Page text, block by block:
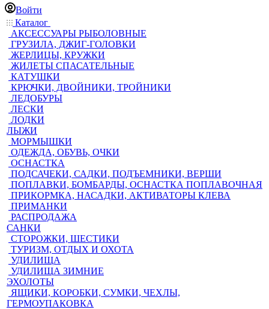
Войти
Каталог
АКСЕССУАРЫ РЫБОЛОВНЫЕ
ГРУЗИЛА, ДЖИГ-ГОЛОВКИ
ЖЕРЛИЦЫ, КРУЖКИ
ЖИЛЕТЫ СПАСАТЕЛЬНЫЕ
КАТУШКИ
КРЮЧКИ, ДВОЙНИКИ, ТРОЙНИКИ
ЛЕДОБУРЫ
ЛЕСКИ
ЛОДКИ
ЛЫЖИ
МОРМЫШКИ
ОДЕЖДА, ОБУВЬ, ОЧКИ
ОСНАСТКА
ПОДСАЧЕКИ, САДКИ, ПОДЪЕМНИКИ, ВЕРШИ
ПОПЛАВКИ, БОМБАРДЫ, ОСНАСТКА ПОПЛАВОЧНАЯ
ПРИКОРМКА, НАСАДКИ, АКТИВАТОРЫ КЛЕВА
ПРИМАНКИ
РАСПРОДАЖА
САНКИ
СТОРОЖКИ, ШЕСТИКИ
ТУРИЗМ, ОТДЫХ И ОХОТА
УДИЛИЩА
УДИЛИЩА ЗИМНИЕ
ЭХОЛОТЫ
ЯЩИКИ, КОРОБКИ, СУМКИ, ЧЕХЛЫ,
ГЕРМОУПАКОВКА